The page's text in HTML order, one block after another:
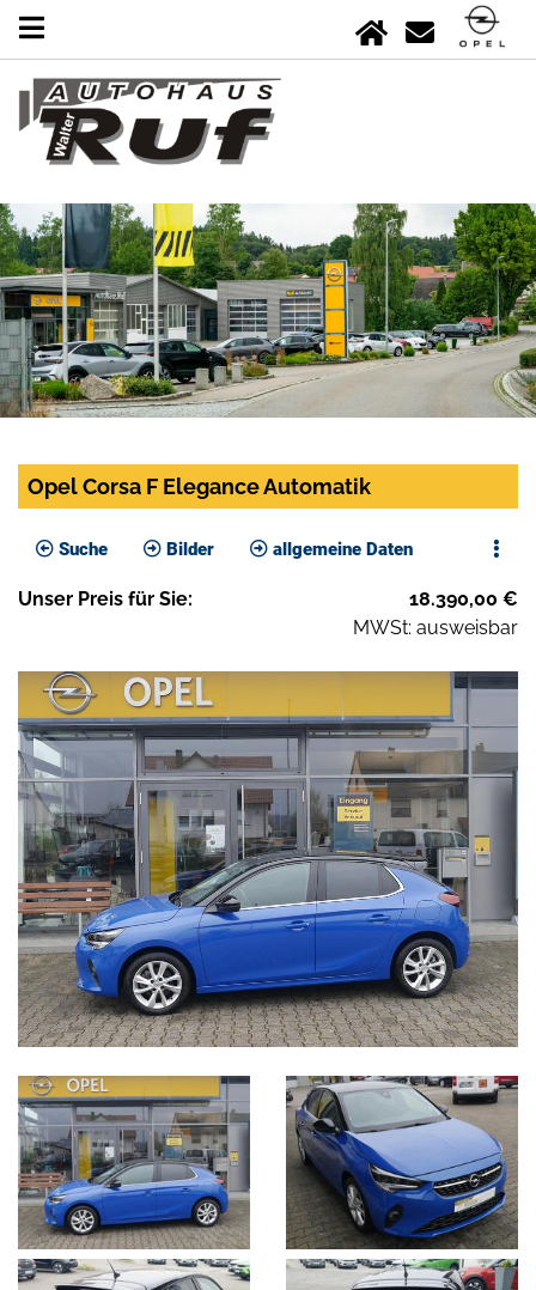
Opel Corsa F Elegance Automatik
Suche Bilder allgemeine Daten
Unser Preis für Sie: 18.390,00 €
MWSt: ausweisbar